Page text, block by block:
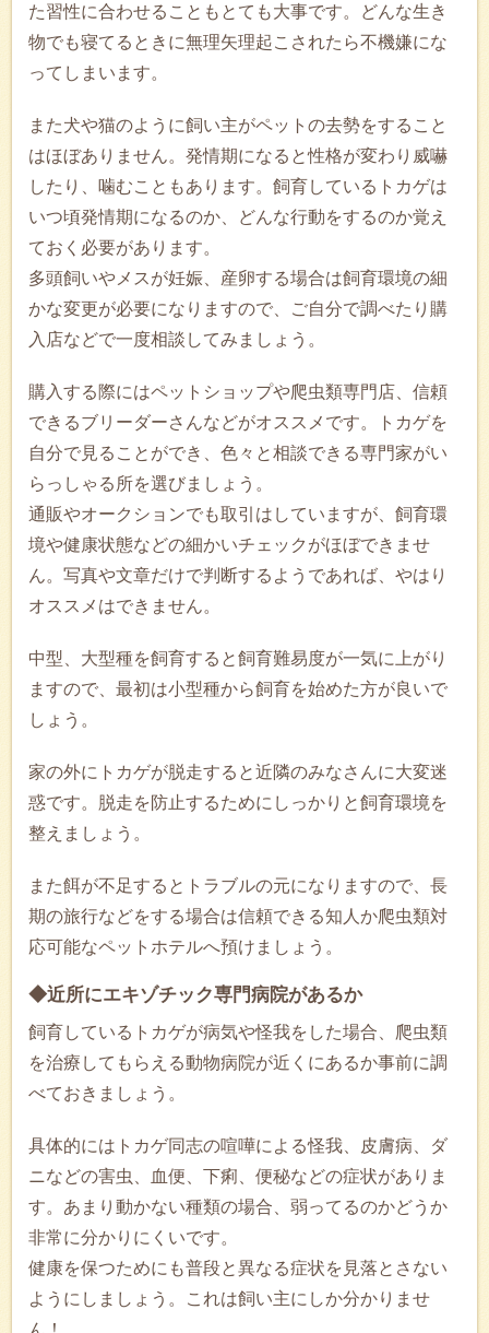
た習性に合わせることもとても大事です。どんな生き
物でも寝てるときに無理矢理起こされたら不機嫌にな
ってしまいます。
また犬や猫のように飼い主がペットの去勢をすること
はほぼありません。発情期になると性格が変わり威嚇
したり、噛むこともあります。飼育しているトカゲは
いつ頃発情期になるのか、どんな行動をするのか覚え
ておく必要があります。
多頭飼いやメスが妊娠、産卵する場合は飼育環境の細
かな変更が必要になりますので、ご自分で調べたり購
入店などで一度相談してみましょう。
購入する際にはペットショップや爬虫類専門店、信頼
できるブリーダーさんなどがオススメです。トカゲを
自分で見ることができ、色々と相談できる専門家がい
らっしゃる所を選びましょう。
通販やオークションでも取引はしていますが、飼育環
境や健康状態などの細かいチェックがほぼできませ
ん。写真や文章だけで判断するようであれば、やはり
オススメはできません。
中型、大型種を飼育すると飼育難易度が一気に上がり
ますので、最初は小型種から飼育を始めた方が良いで
しょう。
家の外にトカゲが脱走すると近隣のみなさんに大変迷
惑です。脱走を防止するためにしっかりと飼育環境を
整えましょう。
また餌が不足するとトラブルの元になりますので、長
期の旅行などをする場合は信頼できる知人か爬虫類対
応可能なペットホテルへ預けましょう。
◆近所にエキゾチック専門病院があるか
飼育しているトカゲが病気や怪我をした場合、爬虫類
を治療してもらえる動物病院が近くにあるか事前に調
べておきましょう。
具体的にはトカゲ同志の喧嘩による怪我、皮膚病、ダ
ニなどの害虫、血便、下痢、便秘などの症状がありま
す。あまり動かない種類の場合、弱ってるのかどうか
非常に分かりにくいです。
健康を保つためにも普段と異なる症状を見落とさない
ようにしましょう。これは飼い主にしか分かりませ
ん！